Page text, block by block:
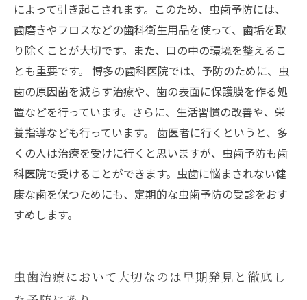
によって引き起こされます。このため、虫歯予防には、
歯磨きやフロスなどの歯科衛生用品を使って、歯垢を取
り除くことが大切です。また、口の中の環境を整えるこ
とも重要です。 博多の歯科医院では、予防のために、虫
歯の原因菌を減らす治療や、歯の表面に保護膜を作る処
置などを行っています。さらに、生活習慣の改善や、栄
養指導なども行っています。 歯医者に行くというと、多
くの人は治療を受けに行くと思いますが、虫歯予防も歯
科医院で受けることができます。虫歯に悩まされない健
康な歯を保つためにも、定期的な虫歯予防の受診をおす
すめします。
虫歯治療において大切なのは早期発見と徹底し